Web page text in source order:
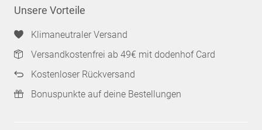
Unsere Vorteile
Klimaneutraler Versand
Versandkostenfrei ab 49€ mit dodenhof Card
Kostenloser Rückversand
Bonuspunkte auf deine Bestellungen